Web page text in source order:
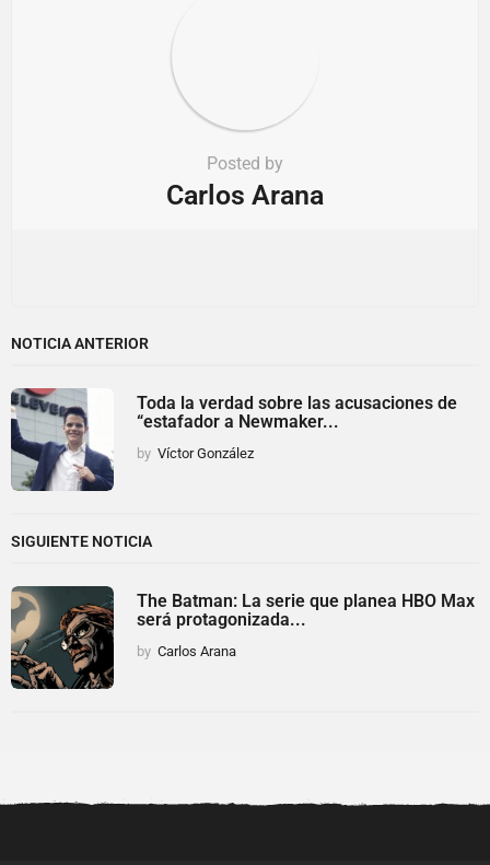
Posted by
Carlos Arana
NOTICIA ANTERIOR
Toda la verdad sobre las acusaciones de
“estafador a Newmaker...
by Víctor González
SIGUIENTE NOTICIA
The Batman: La serie que planea HBO Max
será protagonizada...
by Carlos Arana